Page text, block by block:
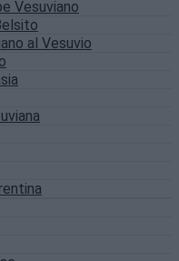
Vesuviano
al Vesuvio